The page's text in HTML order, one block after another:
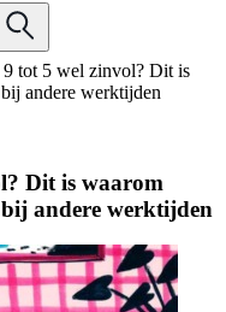
tot 5 wel zinvol? Dit is
andere werktijden
Dit is waarom
bij andere werktijden